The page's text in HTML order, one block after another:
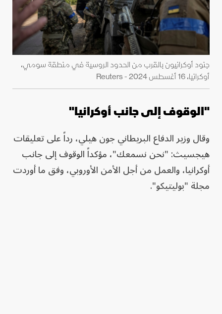
جنود أوكرانيون بالقرب من الحدود الروسية في منطقة سومي،
أوكرانيا، 16 أغسطس 2024 - Reuters
"الوقوف إلى جانب أوكرانيا"
وقال وزير الدفاع البريطاني جون هيلي، رداً على تعليقات
هيجسيث: "نحن نسمعك"، مؤكداً الوقوف إلى جانب
أوكرانيا، والعمل من أجل الأمن الأوروبي، وفق ما أوردت
مجلة "بوليتيكو".